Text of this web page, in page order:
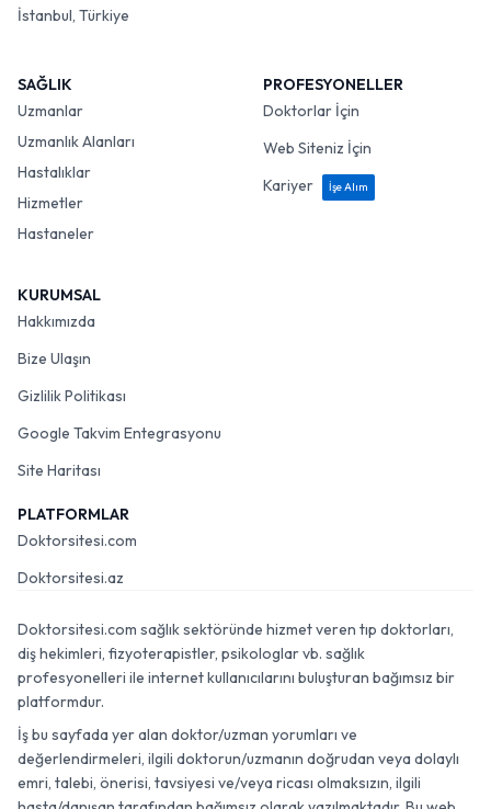
İstanbul, Türkiye
SAĞLIK
Uzmanlar
Uzmanlık Alanları
Hastalıklar
Hizmetler
Hastaneler
PROFESYONELLER
Doktorlar İçin
Web Siteniz İçin
Kariyer
İşe Alım
KURUMSAL
Hakkımızda
Bize Ulaşın
Gizlilik Politikası
Google Takvim Entegrasyonu
Site Haritası
PLATFORMLAR
Doktorsitesi.com
Doktorsitesi.az
Doktorsitesi.com sağlık sektöründe hizmet veren tıp doktorları,
diş hekimleri, fizyoterapistler, psikologlar vb. sağlık
profesyonelleri ile internet kullanıcılarını buluşturan bağımsız bir
platformdur.
İş bu sayfada yer alan doktor/uzman yorumları ve
değerlendirmeleri, ilgili doktorun/uzmanın doğrudan veya dolaylı
emri, talebi, önerisi, tavsiyesi ve/veya ricası olmaksızın, ilgili